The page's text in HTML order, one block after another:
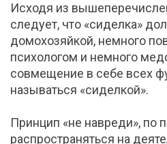
Исходя из
следует, что «сиделка»
домохозяйкой, немного
психологом и немного
совмещение в себе всех
называться «сиделкой».
Принцип «не навреди», по
распространяться на